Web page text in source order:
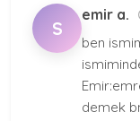
S
emir a.
ben
demek